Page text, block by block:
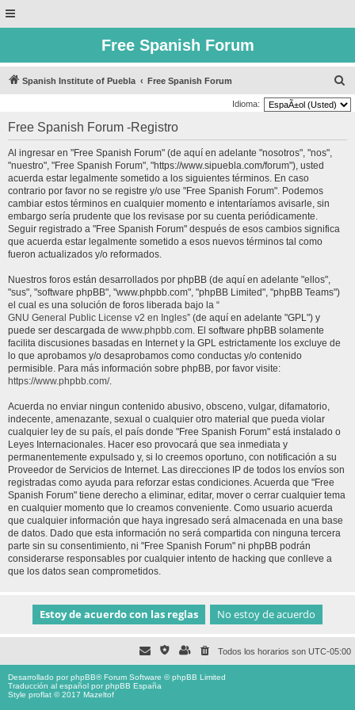
Free Spanish Forum
Spanish Institute of Puebla Free Spanish Forum
u
Idioma:
Free Spanish Forum -Registro
Al ingresar en "Free Spanish Forum" (de aquí en adelante "nosotros", "nos",
"nuestro", "Free Spanish Forum", "https://www.sipuebla.com/forum"), usted
acuerda estar legalmente sometido a los siguientes términos. En caso
contrario por favor no se registre y/o use "Free Spanish Forum". Podemos
cambiar estos términos en cualquier momento e intentaríamos avisarle, sin
embargo sería prudente que los revisase por su cuenta periódicamente.
Seguir registrado a "Free Spanish Forum" después de esos cambios significa
que acuerda estar legalmente sometido a esos nuevos términos tal como
fueron actualizados y/o reformados.
Nuestros foros están desarrollados por phpBB (de aquí en adelante "ellos",
"sus", "software phpBB", "www.phpbb.com", "phpBB Limited", "phpBB Teams")
el cual es una solución de foros liberada bajo la “
GNU General Public License v2 en Ingles” (de aquí en adelante "GPL") y
puede ser descargada de www.phpbb.com. El software phpBB solamente
facilita discusiones basadas en Internet y la GPL estrictamente los excluye de
lo que aprobamos y/o desaprobamos como conductas y/o contenido
permisible. Para más información sobre phpBB, por favor visite:
https://www.phpbb.com/.
Acuerda no enviar ningun contenido abusivo, obsceno, vulgar, difamatorio,
indecente, amenazante, sexual o cualquier otro material que pueda violar
cualquier ley de su país, el país donde "Free Spanish Forum" está instalado o
Leyes Internacionales. Hacer eso provocará que sea inmediata y
permanentemente expulsado y, si lo creemos oportuno, con notificación a su
Proveedor de Servicios de Internet. Las direcciones IP de todos los envíos son
registradas como ayuda para reforzar estas condiciones. Acuerda que "Free
Spanish Forum" tiene derecho a eliminar, editar, mover o cerrar cualquier tema
en cualquier momento que lo creamos conveniente. Como usuario acuerda
que cualquier información que haya ingresado será almacenada en una base
de datos. Dado que esta información no será compartida con ninguna tercera
parte sin su consentimiento, ni "Free Spanish Forum" ni phpBB podrán
considerarse responsables por cualquier intento de hacking que conlleve a
que los datos sean comprometidos.
Todos los horarios son UTC-05:00
Desarrollado porphpBB® Forum Software © phpBB Limited
Traducción al español porphpBB España
Style proflat © 2017 Mazeltof